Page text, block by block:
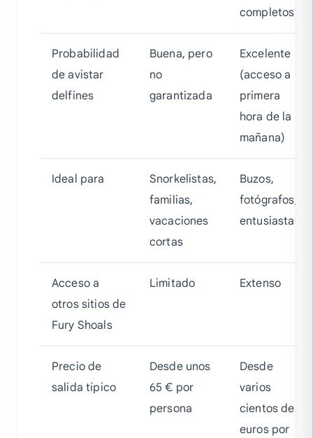
completos
Probabilidad
de avistar
delfines
Buena, pero
no
garantizada
Excelente
(acceso a
primera
hora de la
mañana)
Ideal para
Snorkelistas,
familias,
vacaciones
cortas
Buzos,
fotógrafos,
entusiastas
Acceso a
otros sitios de
Fury Shoals
Limitado Extenso
Precio de
salida típico
Desde unos
65 € por
persona
Desde
varios
cientos de
euros por